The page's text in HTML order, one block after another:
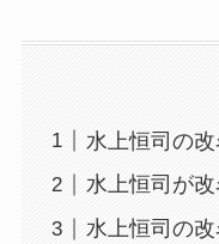
水上恒司の
水上恒司が
水上恒司の